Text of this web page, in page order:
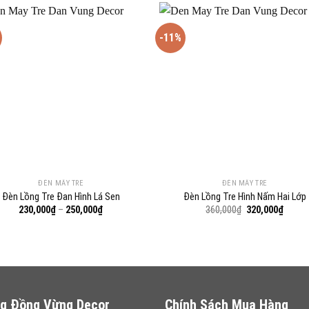
ĐÈN MÂY TRE
Đèn Lồng Tre Đan Hình Lá Sen
230,000₫ – 250,000₫Khoảng
-11%
ĐÈN MÂY TRE
Đèn Lồng Tre Hình Nấm Hai Lớp
360,000₫ Giá
320,000₫Giá
Đồng Vừng Decor Chính Sách Mua Hàng